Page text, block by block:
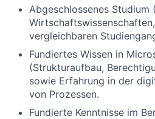
Abgeschlossenes Studium
vergleichbaren
Fundiertes Wissen in
(Strukturaufbau,
sowie Erfahrung in der
von Prozessen.
Fundierte Kenntnisse im